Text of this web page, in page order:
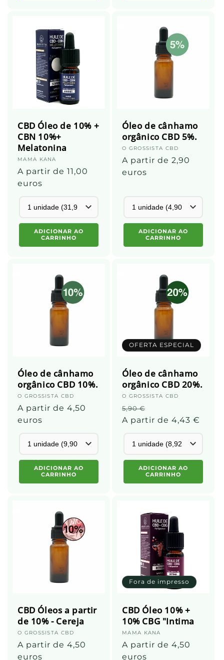
CBD Óleo de 10% +
CBN 10%+
Melatonina
Fornecedor:
MAMA KANA
Preço
normal
A partir de 11,00
euros
ADICIONAR AO
CARRINHO
Óleo de cânhamo
orgânico CBD 5%.
Fornecedor:
O GROSSISTA CBD
Preço
normal
A partir de 2,90
euros
ADICIONAR AO
CARRINHO
Óleo de cânhamo
orgânico CBD 10%.
Fornecedor:
O GROSSISTA CBD
Preço
normal
A partir de 4,50
euros
ADICIONAR AO
CARRINHO
OFERTA ESPECIAL
Óleo de cânhamo
orgânico CBD 20%.
Fornecedor:
O GROSSISTA CBD
Preço
normal
5,90 €
promocional
A partir de 4,43 €
ADICIONAR AO
CARRINHO
CBD Óleos a partir
de 10% - Cereja
Fornecedor:
O GROSSISTA CBD
Preço
normal
A partir de 4,50
euros
Fora de impresso
CBD Óleo 10% +
10% CBG "Intima
Fornecedor:
MAMA KANA
Preço
normal
A partir de 4,50
euros